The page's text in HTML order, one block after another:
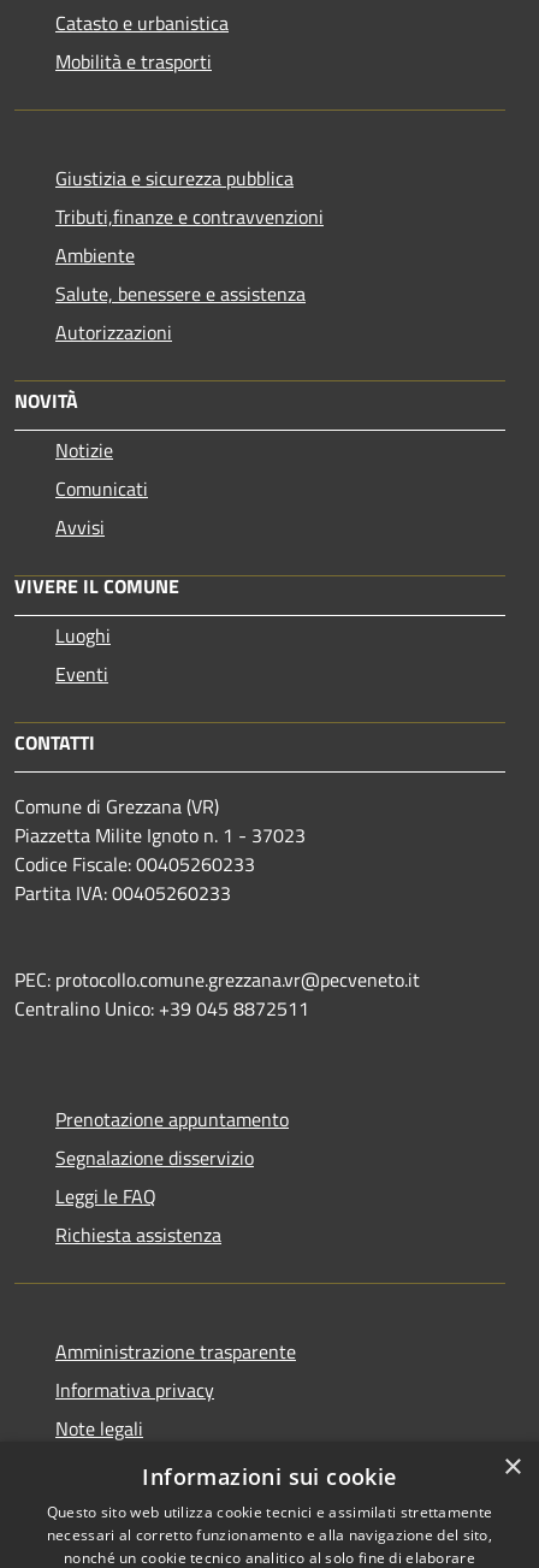
Catasto e urbanistica
Mobilità e trasporti
Giustizia e sicurezza pubblica
Tributi,finanze e contravvenzioni
Ambiente
Salute, benessere e assistenza
Autorizzazioni
NOVITÀ
Notizie
Comunicati
Avvisi
VIVERE IL COMUNE
Luoghi
Eventi
CONTATTI
Comune di Grezzana (VR)
Piazzetta Milite Ignoto n. 1 - 37023
Codice Fiscale: 00405260233
Partita IVA: 00405260233
PEC: protocollo.comune.grezzana.vr@pecveneto.it
Centralino Unico: +39 045 8872511
Prenotazione appuntamento
Segnalazione disservizio
Leggi le FAQ
Richiesta assistenza
Amministrazione trasparente
Informativa privacy
Note legali
Dichiarazione di accessibilità
×
Informazioni sui cookie
Questo sito web utilizza cookie tecnici e assimilati strettamente
necessari al corretto funzionamento e alla navigazione del sito,
nonché un cookie tecnico analitico al solo fine di elaborare